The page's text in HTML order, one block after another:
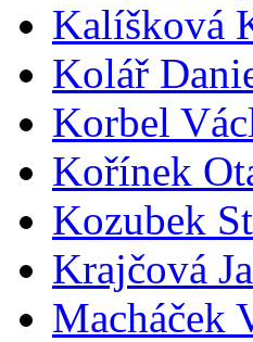
Kalíšková
Kolář
Korbel
Kořínek
Kozubek
Krajčová
Macháček